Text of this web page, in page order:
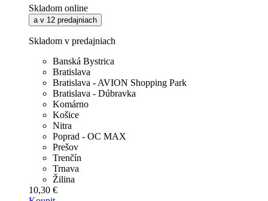
Skladom online
a v 12 predajniach
Skladom v predajniach
Banská Bystrica
Bratislava
Bratislava - AVION Shopping Park
Bratislava - Dúbravka
Komárno
Košice
Nitra
Poprad - OC MAX
Prešov
Trenčín
Trnava
Žilina
10,30 €